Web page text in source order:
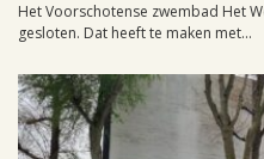
Het Voorschotense zwembad Het
gesloten. Dat heeft te maken met...